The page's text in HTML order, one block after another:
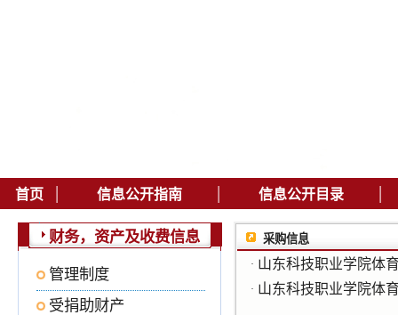
首页 | 信息公开指南 | 信息公开目录 |
财务，资产及收费信息
管理制度
受捐助财产
采购信息
· 山东科技职业学院体
· 山东科技职业学院体